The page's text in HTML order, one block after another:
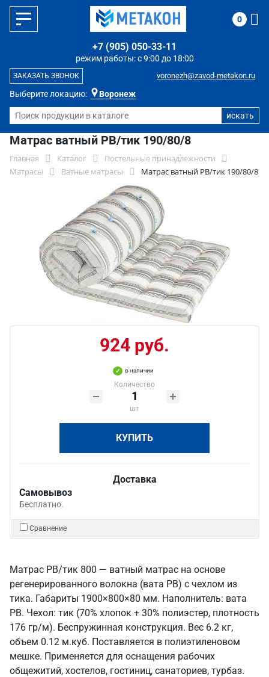
Выберите локацию: Воронеж
режим работы: с 9:00 до 18:00
+7 (905) 050-33-11
voronezh@zavod-metakon.ru
ЗАКАЗАТЬ ЗВОНОК
0
Матрас ватный РВ/тик 190/80/8
Главная Каталог
Постельные принадлежности
Матрасы
Ватные матрасы Матрас ватный РВ/тик 190/80/8
924 руб.
в наличии
Количество
шт
КУПИТЬ
Доставка
Самовывоз
Бесплатно.
Сравнение
Матрас РВ/тик 800 — ватный матрас на основе
регенерированного волокна (вата РВ) с чехлом из
тика. Габариты 1900×800×80 мм. Наполнитель: вата
РВ. Чехол: тик (70% хлопок + 30% полиэстер, плотность
176 гр/м). Беспружинная конструкция. Вес 6.2 кг,
объем 0.12 м.куб. Поставляется в полиэтиленовом
мешке. Применяется для оснащения рабочих
общежитий, хостелов, гостиниц, санаториев, турбаз.